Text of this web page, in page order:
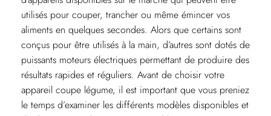
utilisés pour couper, trancher ou même émincer vos
aliments en quelques secondes. Alors que certains sont
conçus pour être utilisés à la main, d’autres sont dotés de
puissants moteurs électriques permettant de produire des
résultats rapides et réguliers. Avant de choisir votre
appareil coupe légume, il est important que vous preniez
le temps d’examiner les différents modèles disponibles et